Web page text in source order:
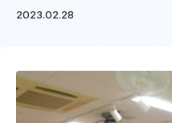
2023.02.28